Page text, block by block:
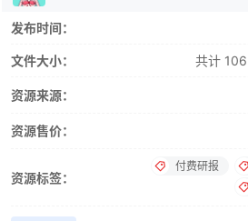
发布时间：
文件大小： 共计 106
资源来源：
资源售价：
资源标签：
付费研报